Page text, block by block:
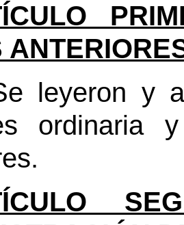
leyeron y
ordinaria